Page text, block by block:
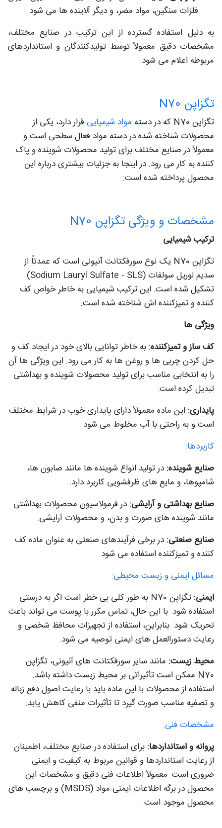
فلزات سنگین، مواد مضر، و دیگر آلاینده‌ ها می‌ شود.
به دلیل استفاده گسترده از این ترکیب در صنایع مختلف،
مشخصات دقیق معمولاً توسط تولیدکنندگان و استانداردهای
مربوطه اعلام می‌ شود.
تگزاپن N70
تگزاپن N70 که در دسته مواد شیمیایی قرار دارد، یکی از
محصولات شناخته شده در دسته مواد فعال سطحی است و
معمولاً در صنایع مختلف برای تولید محصولات شوینده و پاک
کننده به کار می رود. در اینجا به جزئیات بیشتری درباره این
محصول پرداخته شده است:
مشخصات و ویژگی تگزاپن N70
ترکیب شیمیایی
تگزاپن N70 یک نوع سورفکتانت آنیونی است که عمدتاً از
سدیم لوریل سولفات (Sodium Lauryl Sulfate - SLS)
تشکیل شده است. این ترکیب شیمیایی به خاطر خواص کف
کننده و تمیزکننده اش شناخته شده است.
ویژگی ها
کف ساز و تمیزکننده: به خاطر توانایی بالای خود در ایجاد کف و
حل کردن چربی ها و روغن ها به کار می رود. این ویژگی ها آن
را به انتخابی مناسب برای تولید محصولات شوینده و بهداشتی
تبدیل کرده است.
پایداری: این ماده معمولاً دارای پایداری خوب در شرایط مختلف
است و به راحتی با آب مخلوط می شود.
کاربردها:
صنایع شوینده: در تولید انواع شوینده ها مانند صابون ها،
شامپوها، و مایع های ظرفشویی کاربرد دارد.
صنایع بهداشتی و آرایشی: در فرمولاسیون محصولات بهداشتی
مانند شوینده های صورت و بدن، و محصولات آرایشی.
صنایع صنعتی: در برخی فرآیندهای صنعتی به عنوان ماده کف
کننده و تمیزکننده استفاده می شود.
مسائل ایمنی و زیست محیطی:
ایمنی:
تگزاپن N70 به طور کلی بی خطر است اگر به درستی
استفاده شود. با این حال، تماس مکرر با پوست می تواند باعث
تحریک شود. بنابراین، استفاده از تجهیزات محافظ شخصی و
رعایت دستورالعمل های ایمنی توصیه می شود.
محیط زیست: مانند سایر سورفکتانت های آنیونی، تگزاپن
N70 ممکن است تأثیراتی بر محیط زیست داشته باشد.
استفاده از محصولات با این ماده باید با رعایت اصول دفع زباله
و تصفیه مناسب صورت گیرد تا تأثیرات منفی کاهش یابد.
مشخصات فنی:
پروانه و استانداردها: برای استفاده در صنایع مختلف، اطمینان
از رعایت استانداردها و قوانین مربوط به کیفیت و ایمنی
ضروری است. معمولاً اطلاعات فنی دقیق و مشخصات این
محصول در برگه اطلاعات ایمنی مواد (MSDS) و برچسب های
محصول موجود است.